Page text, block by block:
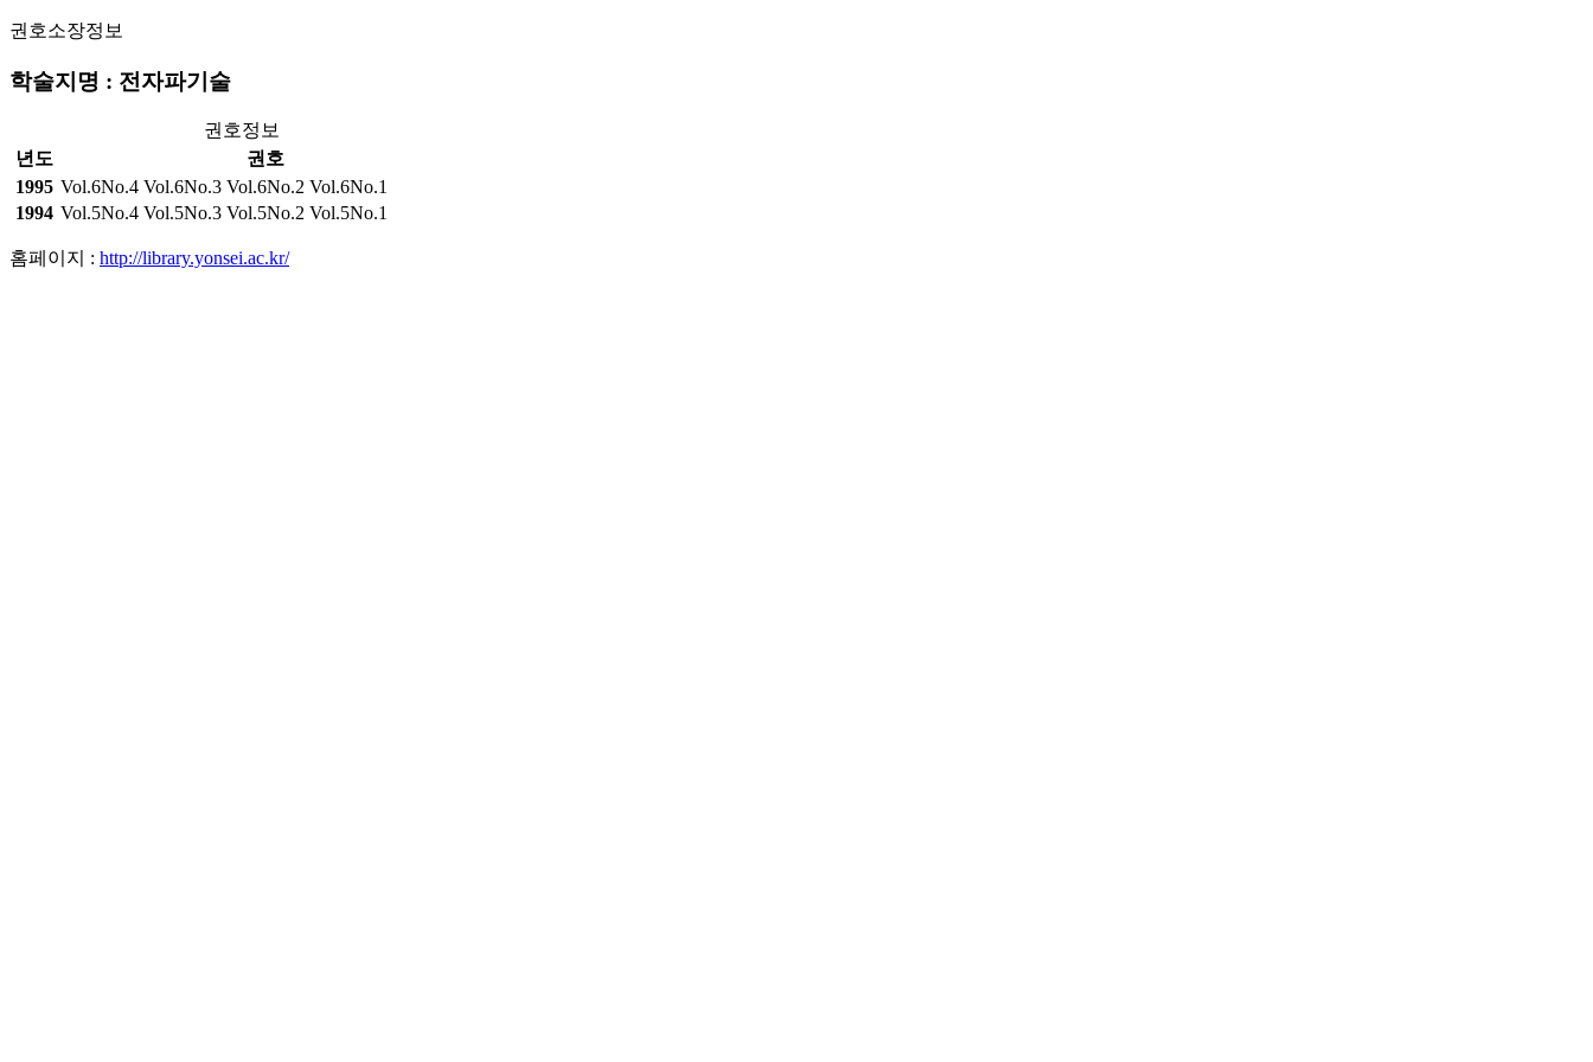
권호소장정보
학술지명 : 전자파기술
권호정보
년도
권호
1995 Vol.6No.4 Vol.6No.3 Vol.6No.2 Vol.6No.1
1994 Vol.5No.4 Vol.5No.3 Vol.5No.2 Vol.5No.1
홈페이지 : http://library.yonsei.ac.kr/